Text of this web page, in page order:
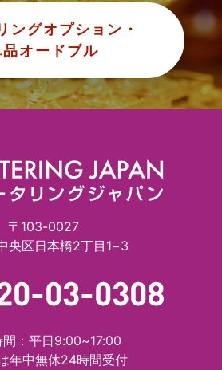
ングオプション・
オードブル
〒103-0027
央区日本橋2丁目1−3
間：平日9:00~17:00
年中無休24時間受付